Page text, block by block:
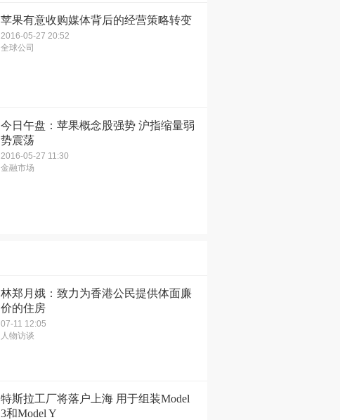
苹果有意收购媒体背后的经营策略转变
2016-05-27 20:52
全球公司
今日午盘：苹果概念股强势 沪指缩量弱
势震荡
2016-05-27 11:30
金融市场
林郑月娥：致力为香港公民提供体面廉
价的住房
07-11 12:05
人物访谈
特斯拉工厂将落户上海 用于组装Model
3和Model Y